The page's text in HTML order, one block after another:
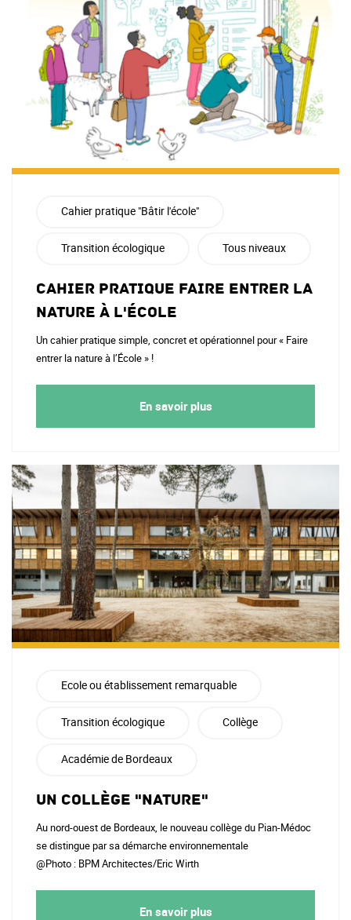
Cahier pratique "Bâtir l'école"
Transition écologique Tous niveaux
Cahier pratique Faire entrer la
nature à l'école
Un cahier pratique simple, concret et opérationnel pour « Faire
entrer la nature à l’École » !
En savoir plus
Ecole ou établissement remarquable
Transition écologique Collège
Académie de Bordeaux
Un collège "nature"
Au nord-ouest de Bordeaux, le nouveau collège du Pian-Médoc
se distingue par sa démarche environnementale
@Photo : BPM Architectes/Eric Wirth
En savoir plus